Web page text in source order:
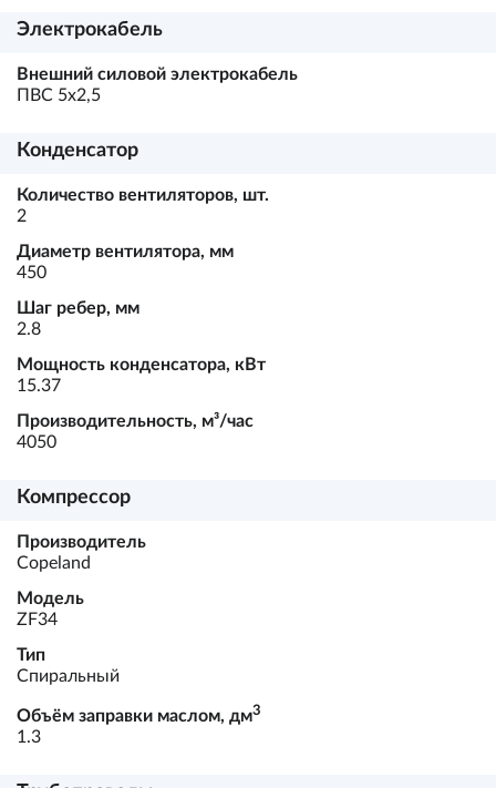
Электрокабель
Внешний силовой электрокабель
ПВС 5х2,5
Конденсатор
Количество вентиляторов, шт.
2
Диаметр вентилятора, мм
450
Шаг ребер, мм
2.8
Мощность конденсатора, кВт
15.37
Производительность, м³/час
4050
Компрессор
Производитель
Copeland
Модель
ZF34
Тип
Спиральный
Объём заправки маслом, дм3
1.3